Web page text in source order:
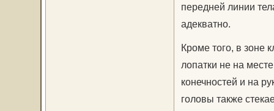
передней линии
адекватно.
Кроме того, в зоне
лопатки не на
конечностей и на
головы также